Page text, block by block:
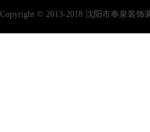
Copyright © 2013-2018 沈阳市奉泉装饰